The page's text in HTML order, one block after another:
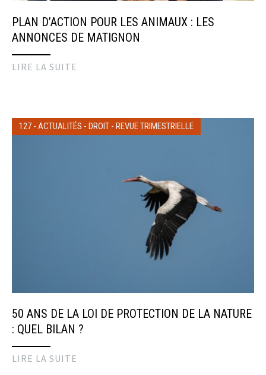
PLAN D’ACTION POUR LES ANIMAUX : LES
ANNONCES DE MATIGNON
LIRE LA SUITE
127 - ACTUALITÉS - DROIT - REVUE TRIMESTRIELLE
50 ANS DE LA LOI DE PROTECTION DE LA NATURE
: QUEL BILAN ?
LIRE LA SUITE